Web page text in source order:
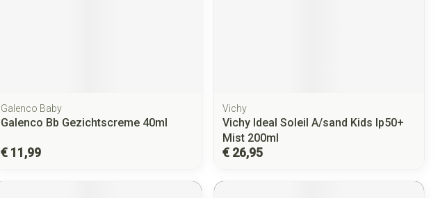
Galenco Baby
Galenco Bb Gezichtscreme 40ml
€ 11,99
Vichy
Vichy Ideal Soleil A/sand Kids Ip50+
Mist 200ml
€ 26,95